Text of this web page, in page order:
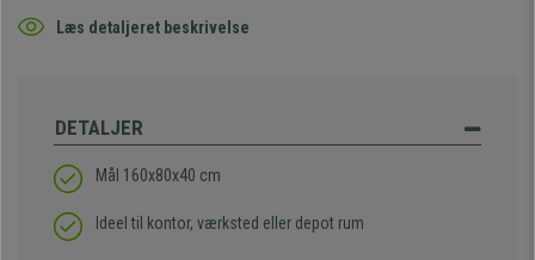
Læs detaljeret beskrivelse
DETALJER
Mål 160x80x40 cm
Ideel til kontor, værksted eller depot rum